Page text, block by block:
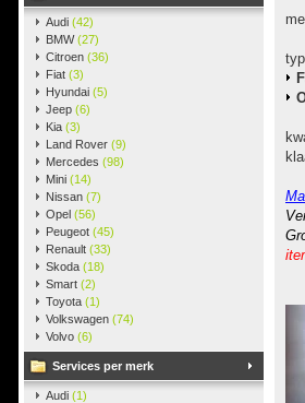
Audi (42)
BMW(27)
Citroen (36)
Fiat (3)
Hyundai (5)
Jeep (6)
Kia (3)
Land Rover (9)
Mercedes (98)
Mini (14)
Nissan (7)
Opel (56)
Peugeot (45)
Renault (33)
Skoda (18)
Smart (2)
Toyota (1)
Volkswagen (74)
Volvo (6)
Services per merk
Audi (1)